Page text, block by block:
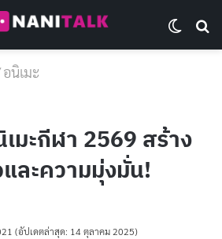
อนิเมะ
มะกีฬา 2569 สร้าง
ละความมุ่งมั่น!
(อัปเดตล่าสุด: 14 ตุลาคม 2025)